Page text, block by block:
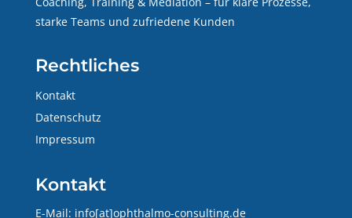
starke Teams und zufriedene Kunden
Rechtliches
Kontakt
Datenschutz
Impressum
Kontakt
E-Mail: info[at]ophthalmo-consulting.de